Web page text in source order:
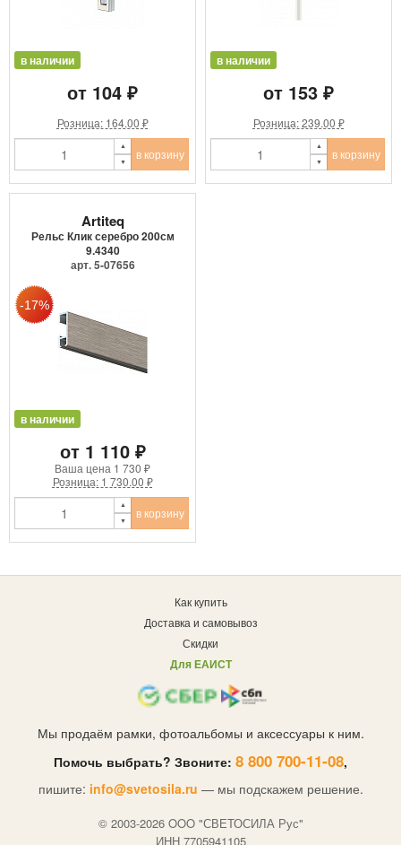
в наличии
от 104 ₽
Розница: 164.00 ₽
в корзину
в наличии
от 153 ₽
Розница: 239.00 ₽
в корзину
Artiteq
Рельс Клик серебро 200см
9.4340
арт. 5-07656
в наличии
от 1 110 ₽
Ваша цена 1 730 ₽
Розница: 1 730.00 ₽
в корзину
Как купить
Доставка и самовывоз
Скидки
Для ЕАИСТ
Мы продаём рамки, фотоальбомы и аксессуары к ним.
Помочь выбрать? Звоните: 8 800 700-11-08,
пишите: info@svetosila.ru — мы подскажем решение.
© 2003-2026 OOO "СВЕТОСИЛА Рус"
ИНН 7705941105